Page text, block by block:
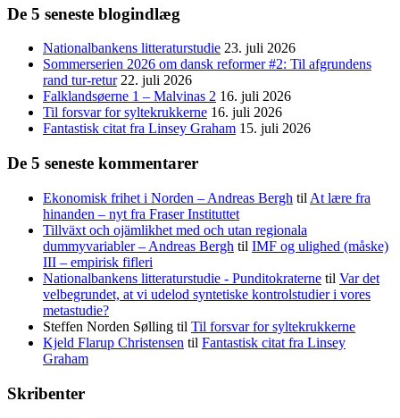
De 5 seneste blogindlæg
Nationalbankens litteraturstudie 23. juli 2026
Sommerserien 2026 om dansk reformer #2: Til afgrundens
rand tur-retur 22. juli 2026
Falklandsøerne 1 – Malvinas 2 16. juli 2026
Til forsvar for syltekrukkerne 16. juli 2026
Fantastisk citat fra Linsey Graham 15. juli 2026
De 5 seneste kommentarer
Ekonomisk frihet i Norden – Andreas Bergh til At lære fra
hinanden – nyt fra Fraser Instituttet
Tillväxt och ojämlikhet med och utan regionala
dummyvariabler – Andreas Bergh til IMF og ulighed (måske)
III – empirisk fifleri
Nationalbankens litteraturstudie - Punditokraterne til Var det
velbegrundet, at vi udelod syntetiske kontrolstudier i vores
metastudie?
Steffen Norden Sølling til Til forsvar for syltekrukkerne
Kjeld Flarup Christensen til Fantastisk citat fra Linsey
Graham
Skribenter